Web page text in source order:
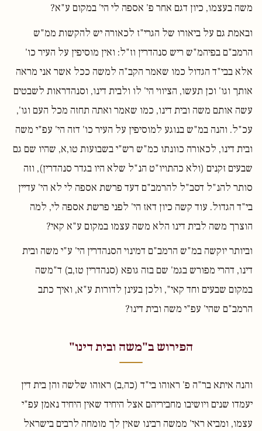
משה בעצמו, כיון דגם אחר פ' אספה לי הי' במקום ע"א?
ובאמת גם על ביאורו של הגרי"ז לכאורה יש להקשות ממ"ש
הרמב"ם בפיהמ"ש ריש סנהדרין וז"ל: ואין מוסיפין על העיר כו'
אלא בבי"ד הגדול כמו שאמר הקב"ה למשה ככל אשר אני מראה
אותך וגו' וכן תעשו, הציווי הי' לו ולבית דינו, וסנהדראות לשבטים
עשה אותם משה ובית דינו, כמו שאמר ואתה תחזה מכל העם וגו',
עכ"ל. והנה במ"ש בנוגע למוסיפין על העיר כו' דזה הי' עפ"י משה
ובית דינו, לכאורה כוונתו כמ"ש רש"י בשבועות טו,א, שהיו שם גם
שבעים זקנים (ולא כהתויו"ט הנ"ל שלא היו בגדר סנהדרין), וזה
סותר להנ"ל דסב"ל להרמב"ם דעד פרשת אספה לי לא הי' עדיין
בי"ד הגדול. עוד קשה כיון דאז הי' לפני פרשת אספה לי, למה
הוצרך משה לבית דינו הלא משה עצמו במקום ע"א קאי?
וביותר יוקשה במ"ש הרמב"ם דמינוי הסנהדרין הי' ע"י משה ובית
דינו, דהרי מפורש בגמ' שם בזה גופא (סנהדרין טז,ב) ד"משה
במקום שבעים וחד קאי", ולכן בעינן לדורות ע"א, ואיך כתב
הרמב"ם שהי' עפ"י משה ובית דינו?
הפירוש ב"משה ובית דינו"
והנה איתא בר"ה פ' ראוהו בי"ד (כה,ב) ראוהו שלשה והן בית דין
יעמדו שנים ויושיבו מחביריהם אצל היחיד שאין היחיד נאמן עפ"י
עצמו, ומביא ראי' ממשה רבינו שאין לך מומחה לרבים בישראל